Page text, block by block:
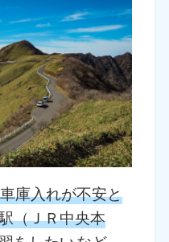
庫入れが不安と
（ＪＲ中央本